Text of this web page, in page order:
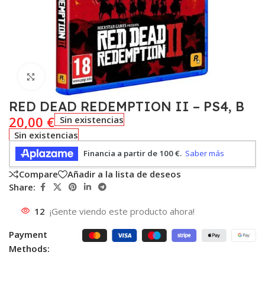
Click to enlarge
RED DEAD REDEMPTION II – PS4, B
20,00 € Sin existencias
Sin existencias
Compare
Añadir a la lista de deseos
Share:
12 ¡Gente viendo este producto ahora!
Payment
Methods: